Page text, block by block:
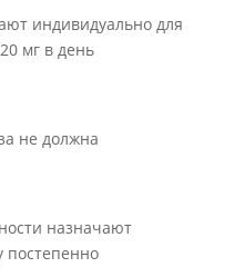
индивидуально для
мг в день
не должна
назначают
постепенно